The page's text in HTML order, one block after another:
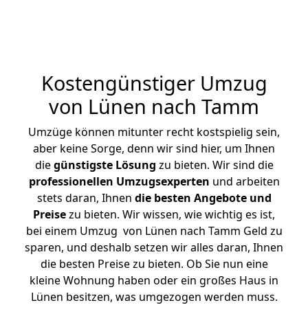
Kostengünstiger Umzug
von Lünen nach Tamm
Umzüge können mitunter recht kostspielig sein,
aber keine Sorge, denn wir sind hier, um Ihnen
diegünstigste Lösung zu bieten. Wir sind die
professionellen Umzugsexperten und arbeiten
stets daran, Ihnen die besten Angebote und
Preisezu bieten. Wir wissen, wie wichtig es ist,
bei einem Umzug von Lünen nach Tamm Geld zu
sparen, und deshalb setzen wir alles daran, Ihnen
die besten Preise zu bieten. Ob Sie nun eine
kleine Wohnung haben oder ein großes Haus in
Lünen besitzen, was umgezogen werden muss.